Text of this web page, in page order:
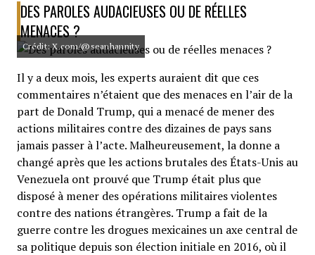
DES PAROLES AUDACIEUSES OU DE RÉELLES
MENACES ?
Crédit: X.com/@seanhannity
Il y a deux mois, les experts auraient dit que ces
commentaires n’étaient que des menaces en l’air de la
part de Donald Trump, qui a menacé de mener des
actions militaires contre des dizaines de pays sans
jamais passer à l’acte. Malheureusement, la donne a
changé après que les actions brutales des États-Unis au
Venezuela ont prouvé que Trump était plus que
disposé à mener des opérations militaires violentes
contre des nations étrangères. Trump a fait de la
guerre contre les drogues mexicaines un axe central de
sa politique depuis son élection initiale en 2016, où il